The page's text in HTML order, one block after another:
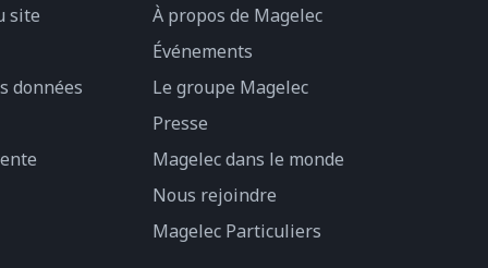
site
données
À propos de Magelec
Événements
Le groupe Magelec
Presse
Magelec dans le monde
Nous rejoindre
Magelec Particuliers